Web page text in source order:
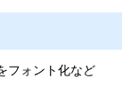
フォント化など